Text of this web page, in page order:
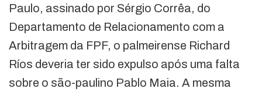
Paulo, assinado por Sérgio Corrêa, do
Departamento de Relacionamento com a
Arbitragem da FPF, o palmeirense Richard
Ríos deveria ter sido expulso após uma falta
sobre o são-paulino Pablo Maia. A mesma